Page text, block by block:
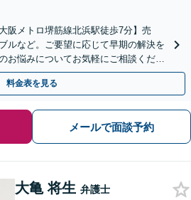
阪メトロ堺筋線北浜駅徒歩7分】売
ルなど。ご要望に応じて早期の解決を
お悩みについてお気軽にご相談くださ
(事前予約制)】
料金表を見る
メールで面談予約
大亀 将生 弁護士